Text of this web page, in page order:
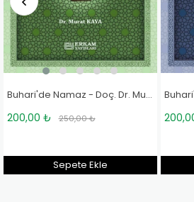
Buhari'de Namaz - Doç. Dr. Murat Kaya
₺ 250,00 ₺
Sepete Ekle
200,00 ₺